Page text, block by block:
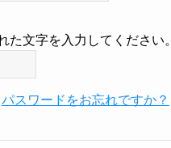
た文字を入力してください。
パスワードをお忘れですか？